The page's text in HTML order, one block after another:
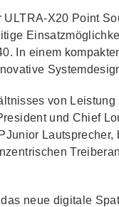
X20 Point
In einem
von
und Chief
neue digitale